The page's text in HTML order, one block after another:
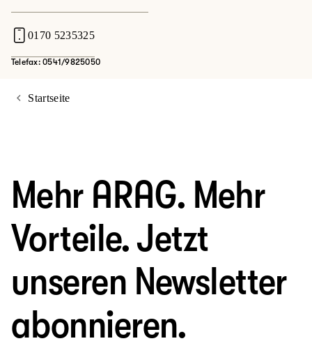
0170 5235325
Telefax: 0541/9825050
Startseite
Mehr ARAG. Mehr
Vorteile. Jetzt
unseren Newsletter
abonnieren.